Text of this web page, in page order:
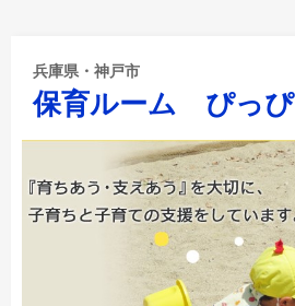
兵庫県・神戸市
保育ルーム ぴっぴ